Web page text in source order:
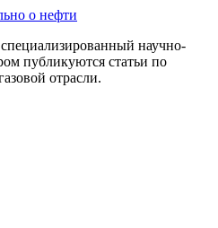
о нефти
научно-
публикуются статьи по
отрасли.